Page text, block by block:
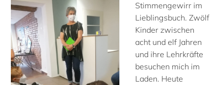
Stimmengewirr im
Lieblingsbuch. Zwölf
Kinder zwischen
acht und elf Jahren
und ihre Lehrkräfte
besuchen mich im
Laden. Heute